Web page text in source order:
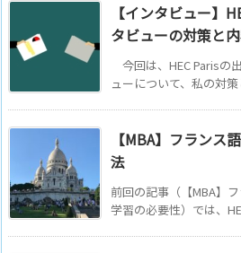
【インタビュー】
タビューの対策と
今回は、HEC Parisの
ューについて、私の対策
【MBA】フランス
法
前回の記事（【MBA】
学習の必要性）では、